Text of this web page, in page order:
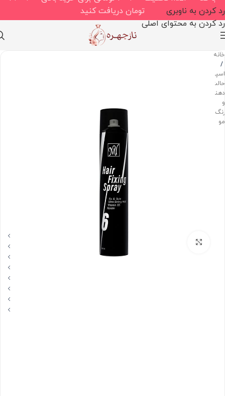
رد کردن به ناوبری
رد کردن به محتوای اصلی
تومان دریافت کنید
خانه
/
اسپری
حالت
دهنده
و
رنگ
مو